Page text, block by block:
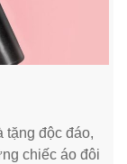
tặng độc đáo,
chiếc áo đôi